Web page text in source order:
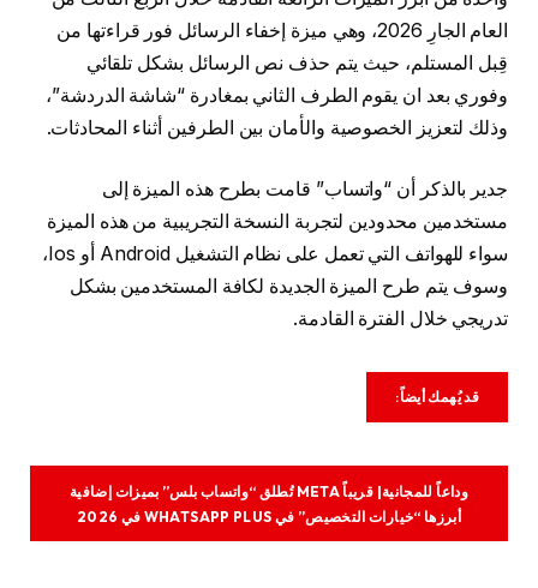
العام الجارِ 2026، وهي ميزة إخفاء الرسائل فور قراءتها من
قِبل المستلم، حيث يتم حذف نص الرسائل بشكل تلقائي
وفوري بعد ان يقوم الطرف الثاني بمغادرة “شاشة الدردشة”،
وذلك لتعزيز الخصوصية والأمان بين الطرفين أثناء المحادثات.
جدير بالذكر أن “واتساب” قامت بطرح هذه الميزة إلى
مستخدمين محدودين لتجربة النسخة التجريبية من هذه الميزة
سواء للهواتف التي تعمل على نظام التشغيل Android أو Ios،
وسوف يتم طرح الميزة الجديدة لكافة المستخدمين بشكل
تدريجي خلال الفترة القادمة.
قد يُهمك أيضاً:
وداعاً للمجانية| قريباً META تُطلق “واتساب بلس” بميزات إضافية
أبرزها “خيارات التخصيص” في WHATSAPP PLUS في 2026